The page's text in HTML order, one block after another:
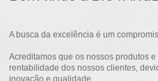
A busca da excelência é um
Acreditamos que os nossos produtos
rentabilidade dos nossos clientes,
inovação e qualidade.